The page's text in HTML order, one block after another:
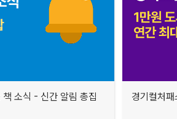
소식 - 신간 알림 총집
경기컬처